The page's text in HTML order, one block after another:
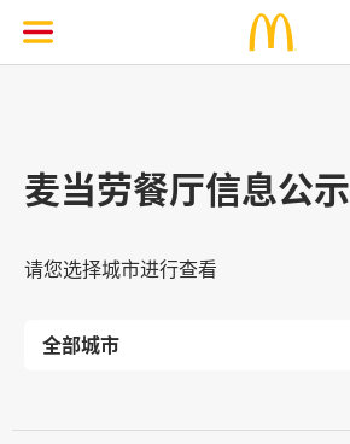
麦当劳餐厅信息公示
请您选择城市进行查看